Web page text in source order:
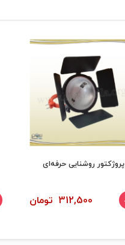
پروژکتور روشنایی حرفه‌ای
312,500 تومان